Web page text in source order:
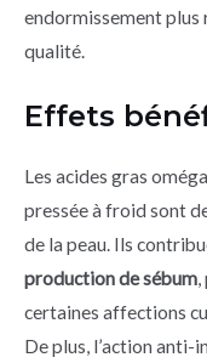
endormissement plus
qualité.
Effets
Les acides gras
pressée à froid sont
de la peau. Ils
production de sébum,
certaines affections
De plus, l’action